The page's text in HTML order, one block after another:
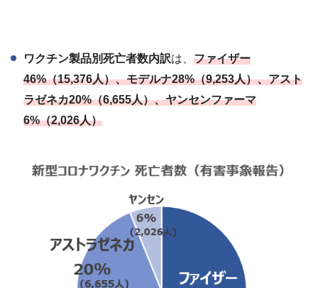
ワクチン製品別死亡者数内訳は、 ファイザー
46%（15,376人）、モデルナ28%（9,253人）、アスト
ラゼネカ20%（6,655人）、ヤンセンファーマ
6%（2,026人）